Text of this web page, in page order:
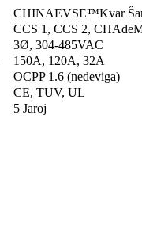
CHINAEVSE™️Kvar
CCS 1, CCS 2,
3Ø, 304-485VAC
150A, 120A, 32A
OCPP 1.6 (nedeviga)
CE, TUV, UL
5 Jaroj